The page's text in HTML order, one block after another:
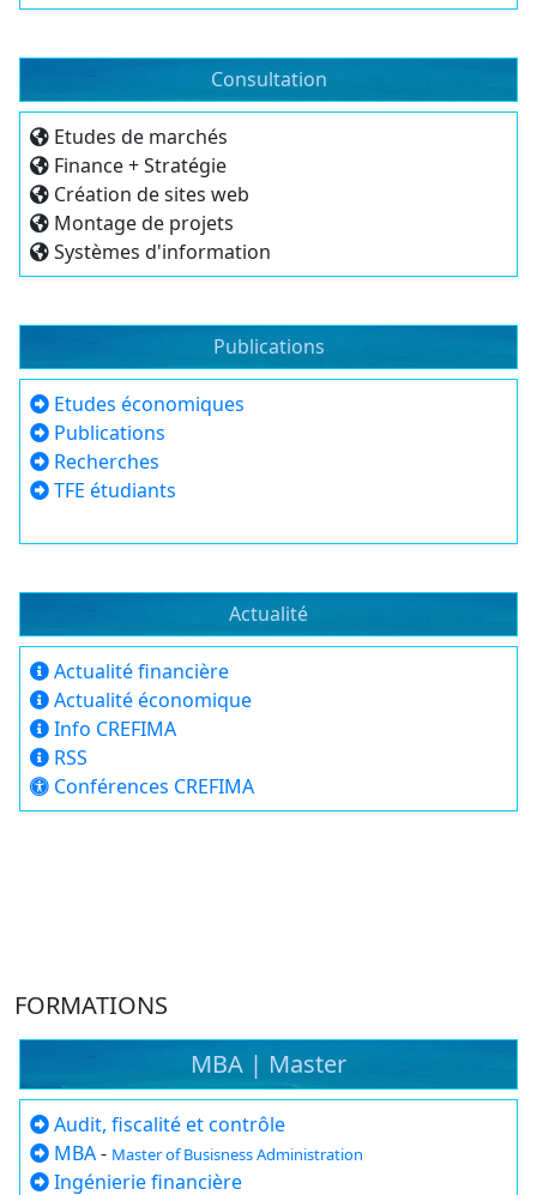
Consultation
Etudes de marchés
Finance + Stratégie
Création de sites web
Montage de projets
Systèmes d'information
Publications
Etudes économiques
Publications
Recherches
TFE étudiants
Actualité
Actualité financière
Actualité économique
Info CREFIMA
RSS
Conférences CREFIMA
FORMATIONS
MBA | Master
Audit, fiscalité et contrôle
MBA- Master of Busisness Administration
Ingénierie financière